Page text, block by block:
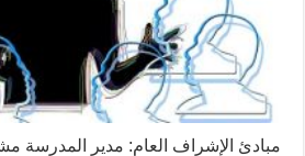
مبادئ الإشراف العام: مدير المدرسة